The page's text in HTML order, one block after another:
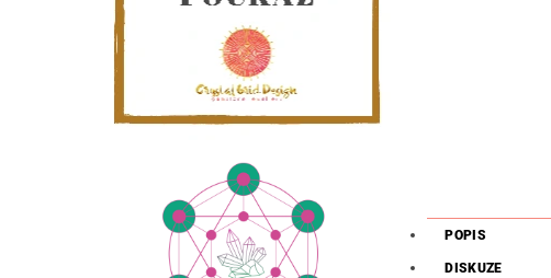
POPIS
DISKUZE